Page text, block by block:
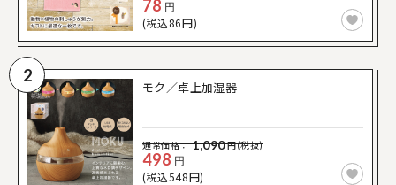
78 円
(税込86円)
2
モク／卓上加湿器
通常価格： 1,090円(税抜)
498 円
(税込548円)